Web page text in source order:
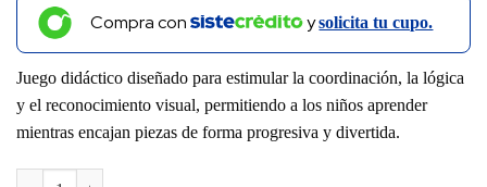
Compra con ysolicita tu cupo.
Juego didáctico diseñado para estimular la coordinación, la lógica
y el reconocimiento visual, permitiendo a los niños aprender
mientras encajan piezas de forma progresiva y divertida.